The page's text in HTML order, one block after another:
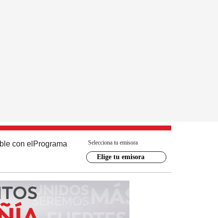
con el Programa Selecciona tu emisora
Elige tu emisora